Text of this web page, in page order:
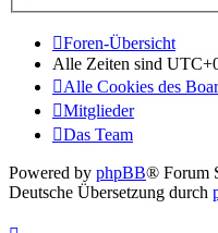
Foren-Übersicht
Alle Zeiten sind
Alle Cookies des
Mitglieder
Das Team
Powered by phpBB® Forum
Deutsche Übersetzung durch